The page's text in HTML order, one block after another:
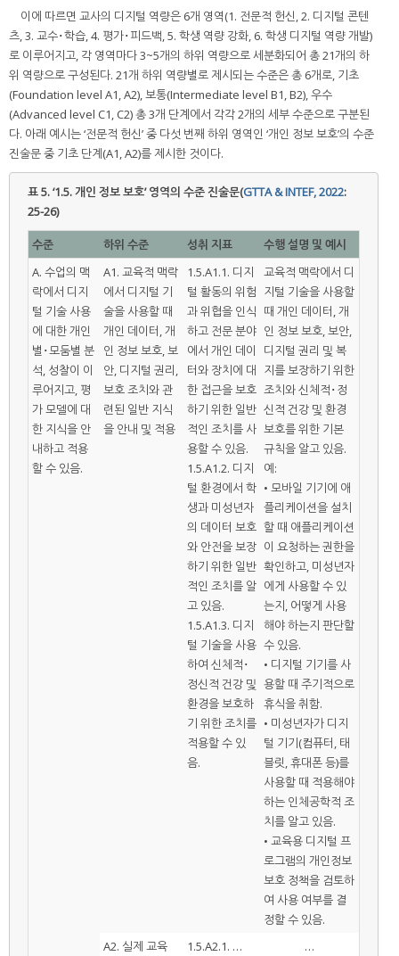
이에 따르면 교사의 디지털 역량은 6개 영역(1. 전문적 헌신, 2. 디지털 콘텐
츠, 3. 교수･학습, 4. 평가･피드백, 5. 학생 역량 강화, 6. 학생 디지털 역량 개발)
로 이루어지고, 각 영역마다 3~5개의 하위 역량으로 세분화되어 총 21개의 하
위 역량으로 구성된다. 21개 하위 역량별로 제시되는 수준은 총 6개로, 기초
(Foundation level A1, A2), 보통(Intermediate level B1, B2), 우수
(Advanced level C1, C2) 총 3개 단계에서 각각 2개의 세부 수준으로 구분된
다. 아래 예시는 ‘전문적 헌신’ 중 다섯 번째 하위 영역인 ‘개인 정보 보호’의 수준
진술문 중 기초 단계(A1, A2)를 제시한 것이다.
표 5.‘1.5. 개인 정보 보호’ 영역의 수준 진술문(GTTA & INTEF, 2022:
25-26)
수준 하위 수준 성취 지표
수행 설명 및 예시
A. 수업의 맥
락에서 디지
털 기술 사용
에 대한 개인
별･모둠별 분
석, 성찰이 이
루어지고, 평
가 모델에 대
한 지식을 안
내하고 적용
할 수 있음.
A1. 교육적 맥락
에서 디지털 기
술을 사용할 때
개인 데이터, 개
인 정보 보호, 보
안, 디지털 권리,
보호 조치와 관
련된 일반 지식
을 안내 및 적용
1.5.A1.1. 디지
털 활동의 위험
과 위협을 인식
하고 전문 분야
에서 개인 데이
터와 장치에 대
한 접근을 보호
하기 위한 일반
적인 조치를 사
용할 수 있음.
1.5.A1.2. 디지
털 환경에서 학
생과 미성년자
의 데이터 보호
와 안전을 보장
하기 위한 일반
적인 조치를 알
고 있음.
1.5.A1.3. 디지
털 기술을 사용
하여 신체적･
정신적 건강 및
환경을 보호하
기 위한 조치를
적용할 수 있
음.
교육적 맥락에서 디
지털 기술을 사용할
때 개인 데이터, 개
인 정보 보호, 보안,
디지털 권리 및 복
지를 보장하기 위한
조치와 신체적･정
신적 건강 및 환경
보호를 위한 기본
규칙을 알고 있음.
예:
• 모바일 기기에 애
플리케이션을 설치
할 때 애플리케이션
이 요청하는 권한을
확인하고, 미성년자
에게 사용할 수 있
는지, 어떻게 사용
해야 하는지 판단할
수 있음.
• 디지털 기기를 사
용할 때 주기적으로
휴식을 취함.
• 미성년자가 디지
털 기기(컴퓨터, 태
블릿, 휴대폰 등)를
사용할 때 적용해야
하는 인체공학적 조
치를 알고 있음.
• 교육용 디지털 프
로그램의 개인정보
보호 정책을 검토하
여 사용 여부를 결
정할 수 있음.
A2. 실제 교육
1.5.A2.1. …
…